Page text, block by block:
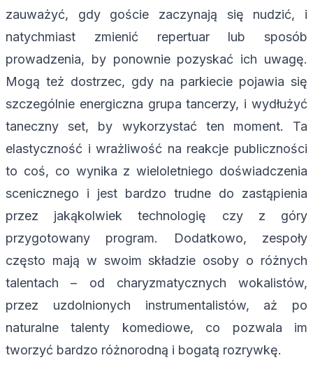
zauważyć, gdy goście zaczynają się nudzić, i
natychmiast zmienić repertuar lub sposób
prowadzenia, by ponownie pozyskać ich uwagę.
Mogą też dostrzec, gdy na parkiecie pojawia się
szczególnie energiczna grupa tancerzy, i wydłużyć
taneczny set, by wykorzystać ten moment. Ta
elastyczność i wrażliwość na reakcje publiczności
to coś, co wynika z wieloletniego doświadczenia
scenicznego i jest bardzo trudne do zastąpienia
przez jakąkolwiek technologię czy z góry
przygotowany program. Dodatkowo, zespoły
często mają w swoim składzie osoby o różnych
talentach – od charyzmatycznych wokalistów,
przez uzdolnionych instrumentalistów, aż po
naturalne talenty komediowe, co pozwala im
tworzyć bardzo różnorodną i bogatą rozrywkę.